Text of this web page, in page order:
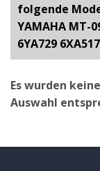
folgende
YAMAHA MT-
6YA729
Es wurden
Auswahl